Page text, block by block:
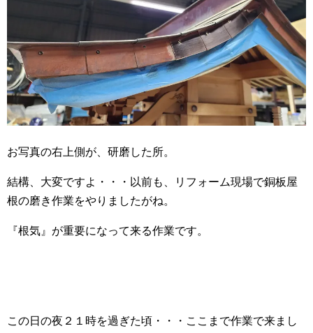
お写真の右上側が、研磨した所。
結構、大変ですよ・・・以前も、リフォーム現場で銅板屋
根の磨き作業をやりましたがね。
『根気』が重要になって来る作業です。
この日の夜２１時を過ぎた頃・・・ここまで作業で来まし